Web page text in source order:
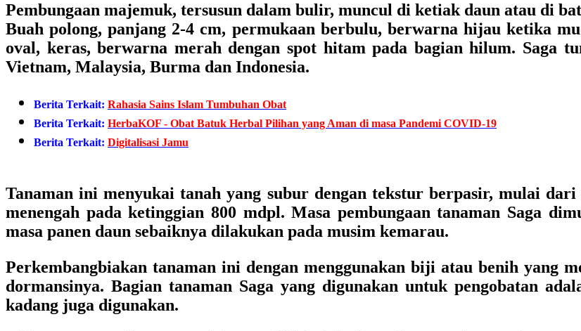
Pembungaan majemuk, tersusun dalam bulir, muncul di ketiak daun atau di
Buah polong, panjang 2-4 cm, permukaan berbulu, berwarna hijau ketika
oval, keras, berwarna merah dengan spot hitam pada bagian hilum. Saga
Vietnam, Malaysia, Burma dan Indonesia.
Berita Terkait: Rahasia Sains Islam Tumbuhan Obat
Berita Terkait: HerbaKOF - Obat Batuk Herbal Pilihan yang Aman di masa Pandemi COVID-19
Berita Terkait: Digitalisasi Jamu
Tanaman ini menyukai tanah yang subur dengan tekstur berpasir, mulai
menengah pada ketinggian 800 mdpl. Masa pembungaan tanaman Saga
masa panen daun sebaiknya dilakukan pada musim kemarau.
Perkembangbiakan tanaman ini dengan menggunakan biji atau benih yang
dormansinya. Bagian tanaman Saga yang digunakan untuk pengobatan
kadang juga digunakan.